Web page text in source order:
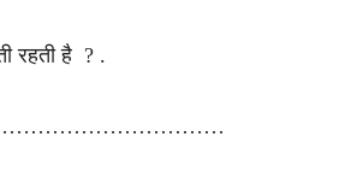
रहती है ? .